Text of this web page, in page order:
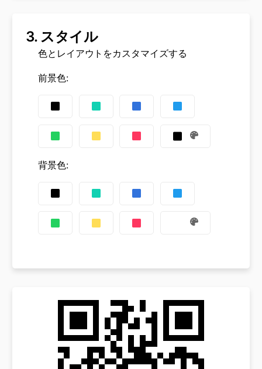
3. スタイル
色とレイアウトをカスタマイズする
前景色:
背景色: